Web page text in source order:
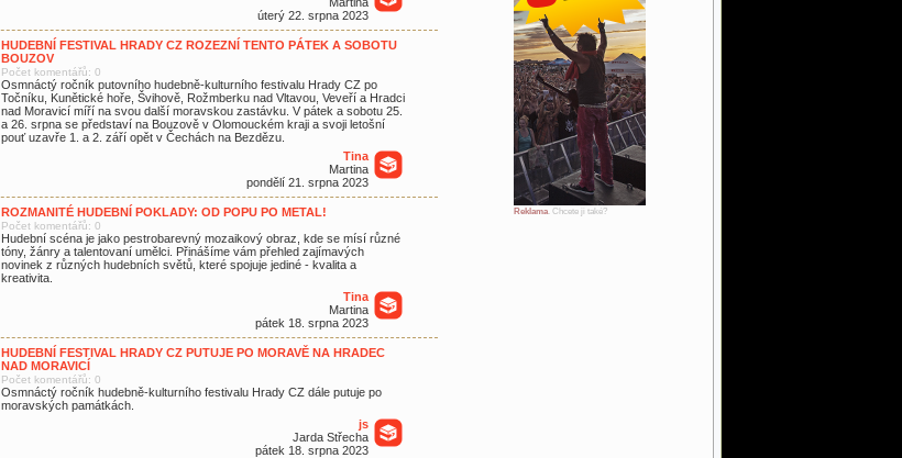
úterý 22. srpna 2023
HUDEBNÍ FESTIVAL HRADY CZ ROZEZNÍ TENTO PÁTEK A SOBOTU
BOUZOV
Počet komentářů: 0
Osmnáctý ročník putovního hudebně-kulturního festivalu Hrady CZ po
Točníku, Kunětické hoře, Švihově, Rožmberku nad Vltavou, Veveří a Hradci
nad Moravicí míří na svou další moravskou zastávku. V pátek a sobotu 25.
a 26. srpna se představí na Bouzově v Olomouckém kraji a svoji letošní
pouť uzavře 1. a 2. září opět v Čechách na Bezdězu.
Tina
Martina
pondělí 21. srpna 2023
ROZMANITÉ HUDEBNÍ POKLADY: OD POPU PO METAL!
Počet komentářů: 0
Hudební scéna je jako pestrobarevný mozaikový obraz, kde se mísí různé
tóny, žánry a talentovaní umělci. Přinášíme vám přehled zajímavých
novinek z různých hudebních světů, které spojuje jediné - kvalita a
kreativita.
Tina
Martina
pátek 18. srpna 2023
HUDEBNÍ FESTIVAL HRADY CZ PUTUJE PO MORAVĚ NA HRADEC
NAD MORAVICÍ
Počet komentářů: 0
Osmnáctý ročník hudebně-kulturního festivalu Hrady CZ dále putuje po
moravských památkách.
js
Jarda Střecha
pátek 18. srpna 2023
Reklama. Chcete ji také?